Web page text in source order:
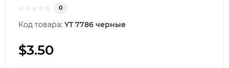
0
Код товара: YT 7786 черные
$3.50